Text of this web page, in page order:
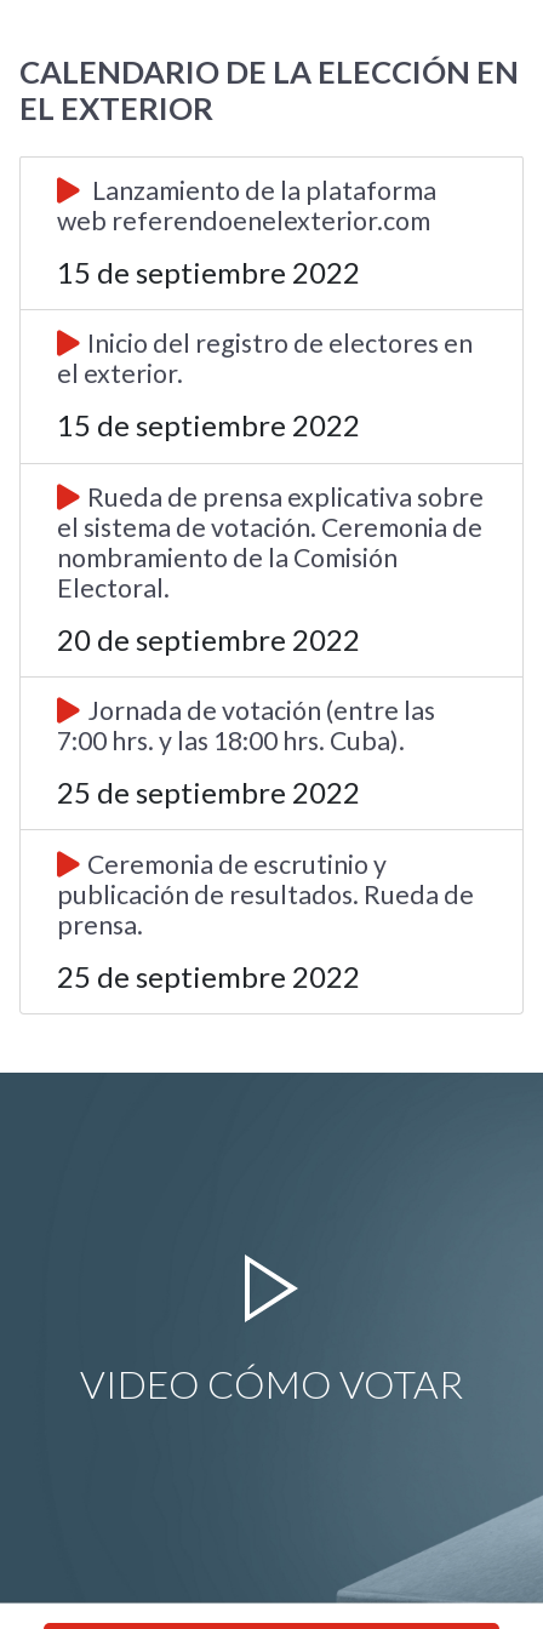
CALENDARIO DE LA ELECCIÓN EN
EL EXTERIOR
Lanzamiento de la plataforma
web referendoenelexterior.com
15 de septiembre 2022
Inicio del registro de electores en
el exterior.
15 de septiembre 2022
Rueda de prensa explicativa sobre
el sistema de votación. Ceremonia de
nombramiento de la Comisión
Electoral.
20 de septiembre 2022
Jornada de votación (entre las
7:00 hrs. y las 18:00 hrs. Cuba).
25 de septiembre 2022
Ceremonia de escrutinio y
publicación de resultados. Rueda de
prensa.
25 de septiembre 2022
VIDEO CÓMO VOTAR